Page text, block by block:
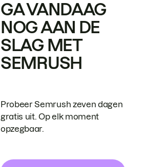
GA VANDAAG
NOG AAN DE
SLAG MET
SEMRUSH
Probeer Semrush zeven dagen
gratis uit. Op elk moment
opzegbaar.